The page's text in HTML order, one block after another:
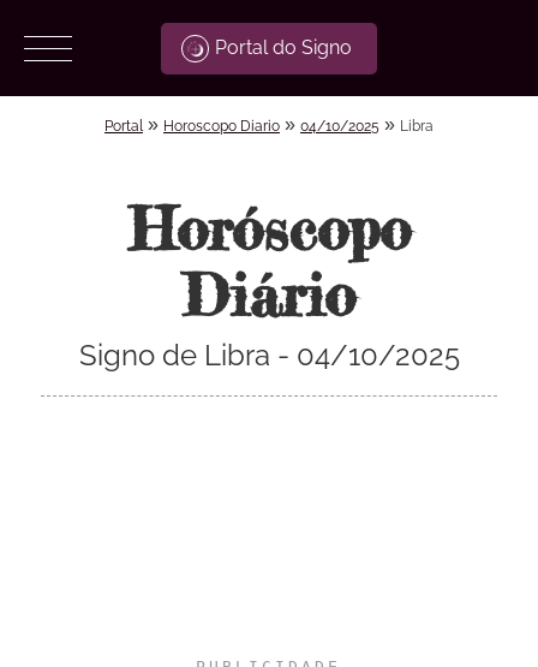
Portal do Signo
Portal » Horoscopo Diario » 04/10/2025 » Libra
Horóscopo
Diário
Signo de Libra - 04/10/2025